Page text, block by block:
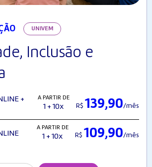
UNIVEM
Inclusão e
+
A PARTIR DE
1 + 10x R$ 139,90/mês
A PARTIR DE
1 + 10x R$ 109,90/mês